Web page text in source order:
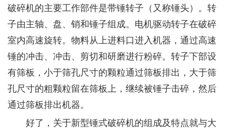
破碎机的主要工作部件是带锤转子（又称锤头）。转
子由主轴、盘、销和锤子组成。电机驱动转子在破碎
室内高速旋转。物料从上进料口进入机器，通过高速
锤的冲击、冲击、剪切和研磨进行粉碎。转子下部设
有筛板，小于筛孔尺寸的颗粒通过筛板排出，大于筛
孔尺寸的粗颗粒留在筛板上，继续被锤子击碎，然后
通过筛板排出机器。
好了，关于新型锤式破碎机的组成及特点就与大